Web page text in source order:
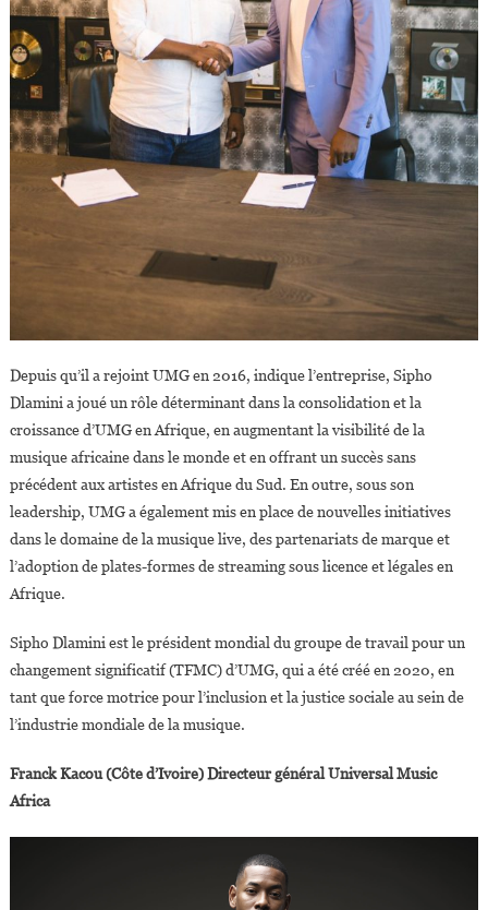
Depuis qu’il a rejoint UMG en 2016, indique l’entreprise, Sipho
Dlamini a joué un rôle déterminant dans la consolidation et la
croissance d’UMG en Afrique, en augmentant la visibilité de la
musique africaine dans le monde et en offrant un succès sans
précédent aux artistes en Afrique du Sud. En outre, sous son
leadership, UMG a également mis en place de nouvelles initiatives
dans le domaine de la musique live, des partenariats de marque et
l’adoption de plates-formes de streaming sous licence et légales en
Afrique.
Sipho Dlamini est le président mondial du groupe de travail pour un
changement significatif (TFMC) d’UMG, qui a été créé en 2020, en
tant que force motrice pour l’inclusion et la justice sociale au sein de
l’industrie mondiale de la musique.
Franck Kacou (Côte d’Ivoire) Directeur général Universal Music
Africa